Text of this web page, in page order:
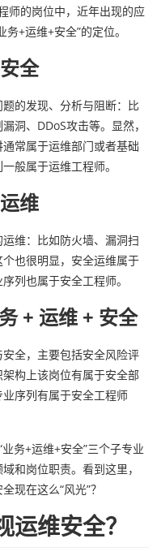
师的岗位中，近年出现的应
+运维+安全”的定位。
全
的发现、分析与阻断：比
洞、DDoS攻击等。显然，
常属于运维部门或者基础
般属于运维工程师。
维
维：比如防火墙、漏洞扫
也很明显，安全运维属于
列也属于安全工程师。
+ 运维 + 安全
全，主要包括安全风险评
构上该岗位有属于安全部
序列有属于安全工程师
务+运维+安全”三个子专业
和岗位职责。看到这里，
现在这么“风光”？
维安全？